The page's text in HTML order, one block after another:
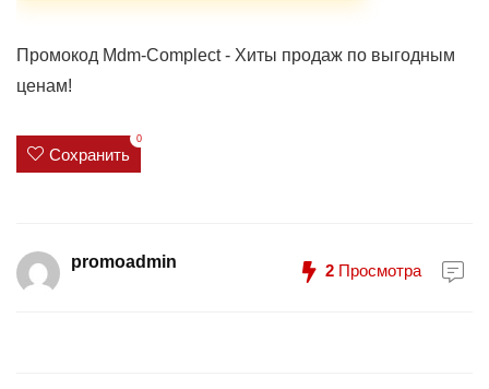
Промокод Mdm-Complect - Хиты продаж по выгодным
ценам!
Сохранить
0
promoadmin 2 Просмотра